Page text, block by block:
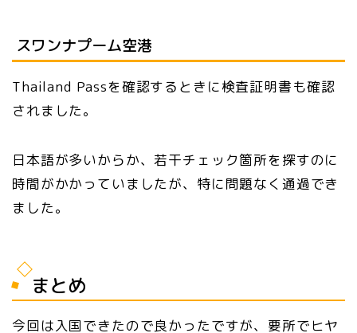
スワンナプーム空港
Thailand Passを確認するときに検査証明書も確認
されました。
日本語が多いからか、若干チェック箇所を探すのに
時間がかかっていましたが、特に問題なく通過でき
ました。
まとめ
今回は入国できたので良かったですが、要所でヒヤ